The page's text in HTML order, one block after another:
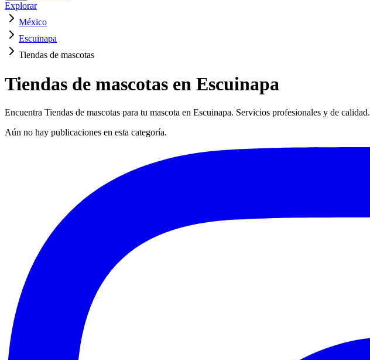
Explorar
México
Escuinapa
Tiendas de mascotas
Tiendas de mascotas en Escuinapa
Encuentra Tiendas de mascotas para tu mascota en Escuinapa. Servicios profesionales y de calidad.
Aún no hay publicaciones en esta categoría.